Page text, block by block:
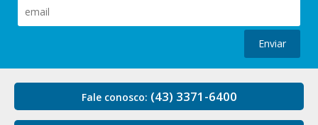
Enviar
Fale conosco: (43) 3371-6400